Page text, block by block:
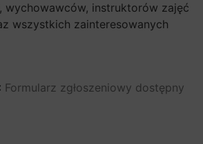
wychowawców, instruktorów zajęć
wszystkich zainteresowanych
: Formularz zgłoszeniowy dostępny